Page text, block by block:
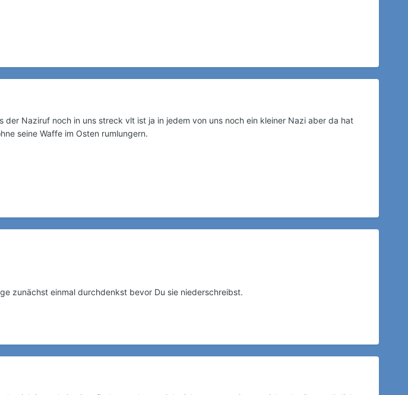
der Naziruf noch in uns streck vlt ist ja in jedem von uns noch ein kleiner Nazi aber da hat
seine Waffe im Osten rumlungern.
zunächst einmal durchdenkst bevor Du sie niederschreibst.